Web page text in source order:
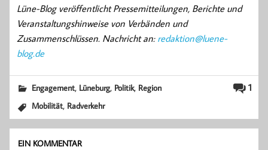
Lüne-Blog veröffentlicht Pressemitteilungen, Berichte und
Veranstaltungshinweise von Verbänden und
Zusammenschlüssen. Nachricht an: redaktion@luene-
blog.de
1
Engagement, Lüneburg, Politik, Region
Mobilität, Radverkehr
EIN KOMMENTAR